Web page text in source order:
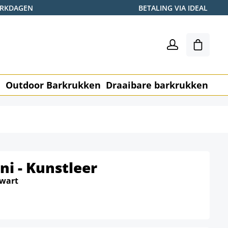
BETALING VIA IDEAL
Outdoor Barkrukken Draaibare barkrukken
- Kunstleer